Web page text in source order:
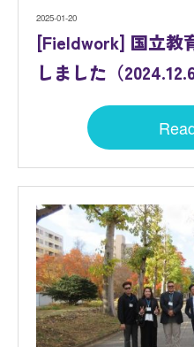
2025-01-20
[Fieldwork] 国立教
しました（2024.12.6